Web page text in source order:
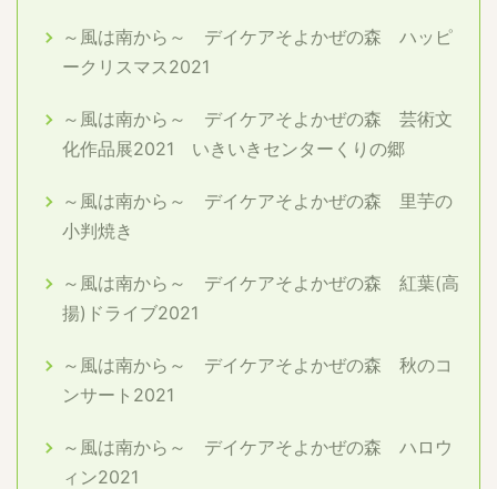
～風は南から～ デイケアそよかぜの森 ハッピ
ークリスマス2021
～風は南から～ デイケアそよかぜの森 芸術文
化作品展2021 いきいきセンターくりの郷
～風は南から～ デイケアそよかぜの森 里芋の
小判焼き
～風は南から～ デイケアそよかぜの森 紅葉(高
揚)ドライブ2021
～風は南から～ デイケアそよかぜの森 秋のコ
ンサート2021
～風は南から～ デイケアそよかぜの森 ハロウ
ィン2021